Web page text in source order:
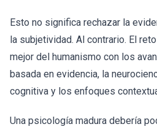
Esto no significa rechazar la
la subjetividad. Al contrario. El
mejor del humanismo con los
basada en evidencia, la
cognitiva y los enfoques
Una psicología madura debería